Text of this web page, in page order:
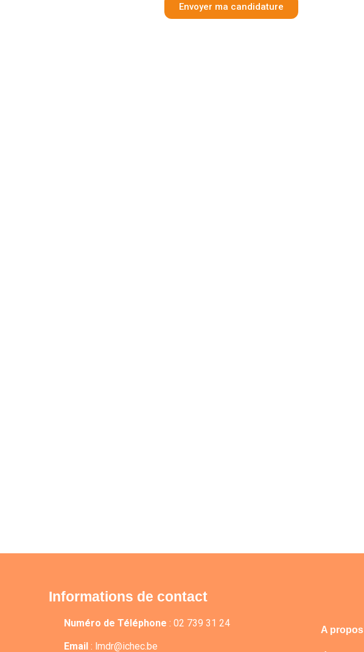
Envoyer ma candidature
Informations de contact
Numéro de Téléphone : 02 739 31 24
Email : lmdr@ichec.be
A propos